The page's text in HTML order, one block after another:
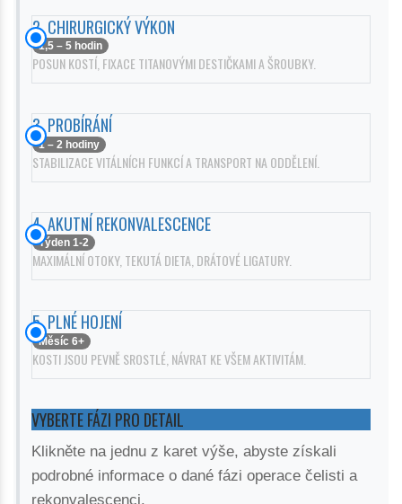
2. CHIRURGICKÝ VÝKON
1,5 – 5 hodin
POSUN KOSTÍ, FIXACE TITANOVÝMI DESTIČKAMI A ŠROUBKY.
3. PROBÍRÁNÍ
1 – 2 hodiny
STABILIZACE VITÁLNÍCH FUNKCÍ A TRANSPORT NA ODDĚLENÍ.
4. AKUTNÍ REKONVALESCENCE
Týden 1-2
MAXIMÁLNÍ OTOKY, TEKUTÁ DIETA, DRÁTOVÉ LIGATURY.
5. PLNÉ HOJENÍ
Měsíc 6+
KOSTI JSOU PEVNĚ SROSTLÉ, NÁVRAT KE VŠEM AKTIVITÁM.
VYBERTE FÁZI PRO DETAIL
Klikněte na jednu z karet výše, abyste získali
podrobné informace o dané fázi operace čelisti a
rekonvalescenci.